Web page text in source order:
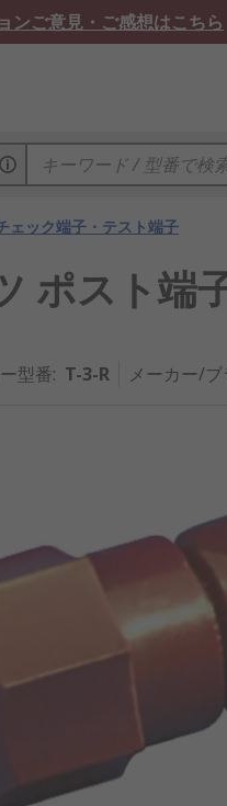
ンご意見・ご感想はこちら
ェック端子・テスト端子
ポスト端
型番: T-3-R メーカー/ブ